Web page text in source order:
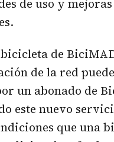
de uso y mejoras
de
de la red
un abonado de
este nuevo
que una